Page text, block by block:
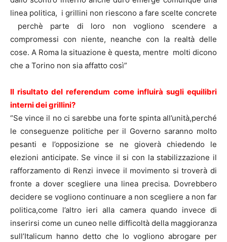
linea politica, i grillini non riescono a fare scelte concrete
perchè parte di loro non vogliono scendere a
compromessi con niente, neanche con la realtà delle
cose. A Roma la situazione è questa, mentre molti dicono
che a Torino non sia affatto così”
Il risultato del referendum come influirà sugli equilibri
interni dei grillini?
“Se vince il no ci sarebbe una forte spinta all’unità,perché
le conseguenze politiche per il Governo saranno molto
pesanti e l’opposizione se ne gioverà chiedendo le
elezioni anticipate. Se vince il si con la stabilizzazione il
rafforzamento di Renzi invece il movimento si troverà di
fronte a dover scegliere una linea precisa. Dovrebbero
decidere se vogliono continuare a non scegliere a non far
politica,come l’altro ieri alla camera quando invece di
inserirsi come un cuneo nelle difficoltà della maggioranza
sull’Italicum hanno detto che lo vogliono abrogare per